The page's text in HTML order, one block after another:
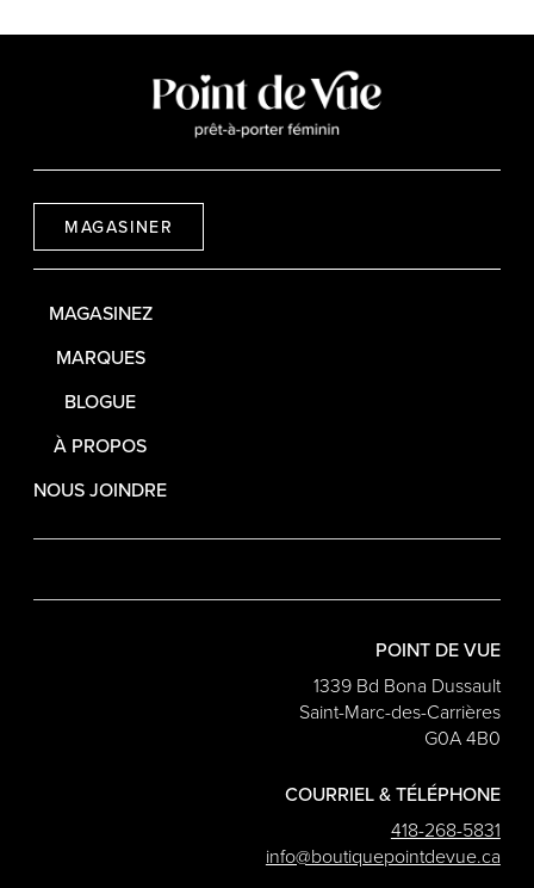
MAGASINER
MAGASINEZ
MARQUES
BLOGUE
À PROPOS
NOUS JOINDRE
POINT DE VUE
1339 Bd Bona Dussault
Saint-Marc-des-Carrières
G0A 4B0
COURRIEL & TÉLÉPHONE
418-268-5831
info@boutiquepointdevue.ca